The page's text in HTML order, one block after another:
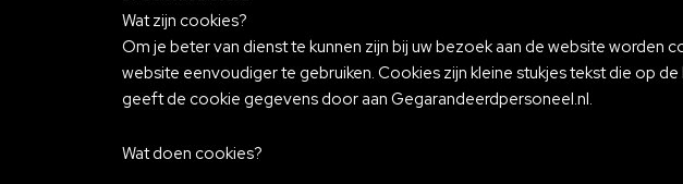
Wat zijn cookies?
Om je beter van dienst te kunnen zijn bij uw bezoek aan de website
website eenvoudiger te gebruiken. Cookies zijn kleine stukjes tekst die op
geeft de cookie gegevens door aan Gegarandeerdpersoneel.nl.
Wat doen cookies?